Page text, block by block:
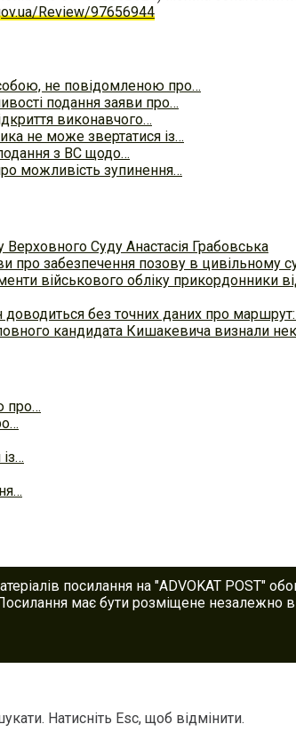
Review/97656944
не повідомленою про…
подання заяви про…
виконавчого…
не може звертатися із…
з ВС щодо…
можливість зупинення…
Суду Анастасія Грабовська
про забезпечення позову в цивільному
військового обліку прикордонники
без точних даних про
кандидата Кишакевича визнали
про…
посилання на "ADVOKAT POST"
має бути розміщене незалежно
Натисніть Esc, щоб відмінити.